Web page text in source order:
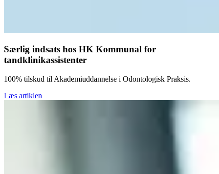
Særlig indsats hos HK Kommunal for
tandklinikassistenter
100% tilskud til Akademiuddannelse i Odontologisk Praksis.
Læs artiklen